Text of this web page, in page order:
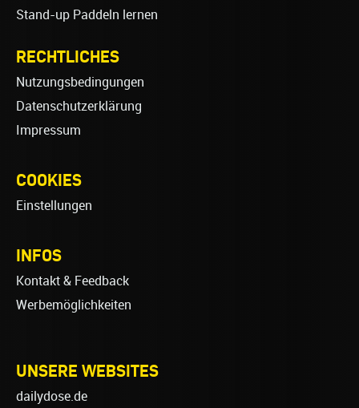
Stand-up Paddeln lernen
RECHTLICHES
Nutzungsbedingungen
Datenschutzerklärung
Impressum
COOKIES
Einstellungen
INFOS
Kontakt & Feedback
Werbemöglichkeiten
UNSERE WEBSITES
dailydose.de